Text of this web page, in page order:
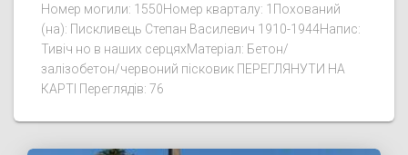
Номер могили: 1550Номер кварталу: 1Похований
(на): Пискливець Степан Василевич 1910-1944Напис:
Тивіч но в наших серцяхМатеріал: Бетон/
залізобетон/червоний пісковик ПЕРЕГЛЯНУТИ НА
КАРТІ Переглядів: 76